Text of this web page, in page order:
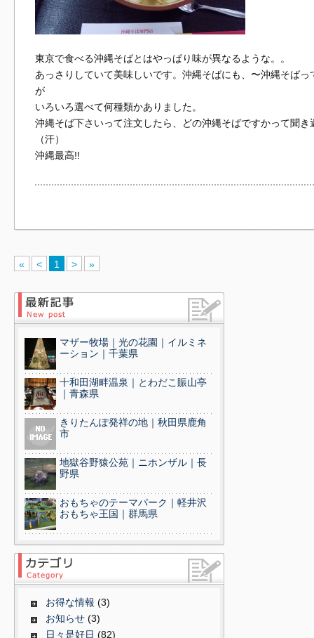
東京で食べる沖縄そばとはやっぱり味が異なるような。。
あっさりしていて美味しいです。沖縄そばにも、〜沖縄そば
が
いろいろ選べて何種類かありました。
沖縄そば下さいって注文したら、どの沖縄そばですかって聞き
（汗）
沖縄最高!!
« < 1 > »
マザー牧場｜光の花園｜イルミネ
ーション｜千葉県
十和田湖畔温泉｜とわだこ賑山亭
｜青森県
きりたんぽ発祥の地｜秋田県鹿角
市
地獄谷野猿公苑｜ニホンザル｜長
野県
おもちゃのテーマパーク｜軽井沢
おもちゃ王国｜群馬県
お得な情報 (3)
お知らせ (3)
日々是好日 (82)